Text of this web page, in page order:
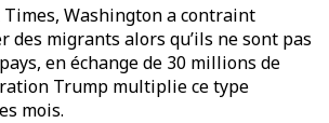
Times, Washington a contraint
des migrants alors qu’ils ne sont pas
en échange de 30 millions de
Trump multiplie ce type
mois.